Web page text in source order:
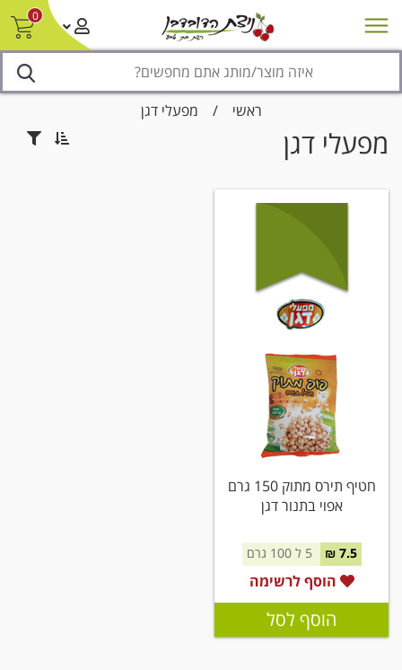
0
מבצעים סניפים צור קשר/ביטול הזמנה
ראשי / מפעלי דגן
מפעלי דגן
חטיף תירס מתוק 150 גרם
אפוי בתנור דגן
7.5 ₪
הוסף לרשימה
הוסף לסל